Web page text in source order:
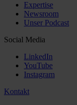
Expertise
Newsroom
Unser Podcast
Social Media
LinkedIn
YouTube
Instagram
Kontakt